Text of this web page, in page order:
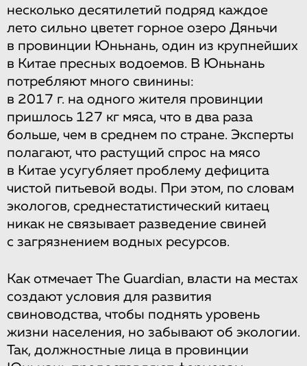
несколько десятилетий подряд каждое
лето сильно цветет горное озеро Дяньчи
в провинции Юньнань, один из крупнейших
в Китае пресных водоемов. В Юньнань
потребляют много свинины:
в 2017 г. на одного жителя провинции
пришлось 127 кг мяса, что в два раза
больше, чем в среднем по стране. Эксперты
полагают, что растущий спрос на мясо
в Китае усугубляет проблему дефицита
чистой питьевой воды. При этом, по словам
экологов, среднестатистический китаец
никак не связывает разведение свиней
с загрязнением водных ресурсов.
Как отмечает The Guardian, власти на местах
создают условия для развития
свиноводства, чтобы поднять уровень
жизни населения, но забывают об экологии.
Так, должностные лица в провинции